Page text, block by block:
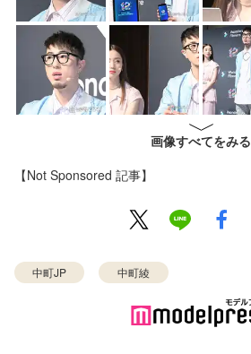
画像すべてをみる
【Not Sponsored 記事】
中町JP 中町綾